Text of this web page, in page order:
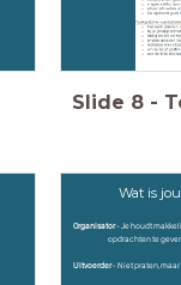
Slide 8 -
Wat is
Organisator- Je houdt
opdrachten te
Uitvoerder- Niet praten,